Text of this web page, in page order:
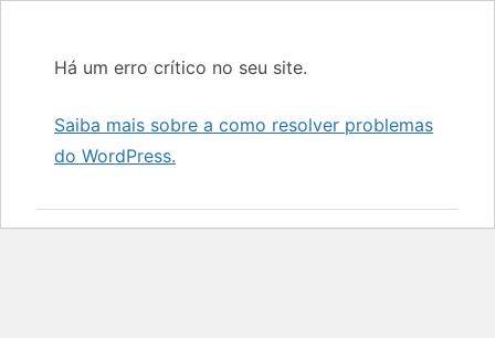
Há um erro crítico no seu site.
Saiba mais sobre a como resolver problemas
do WordPress.